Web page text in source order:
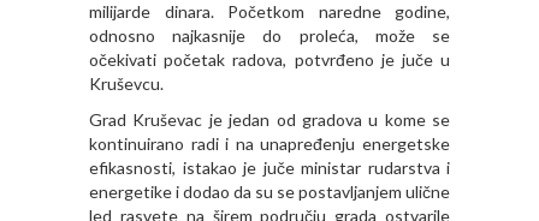
milijarde dinara. Početkom naredne godine,
odnosno najkasnije do proleća, može se
očekivati početak radova, potvrđeno je juče u
Kruševcu.
Grad Kruševac je jedan od gradova u kome se
kontinuirano radi i na unapređenju energetske
efikasnosti, istakao je juče ministar rudarstva i
energetike i dodao da su se postavljanjem ulične
led rasvete na širem području grada ostvarile